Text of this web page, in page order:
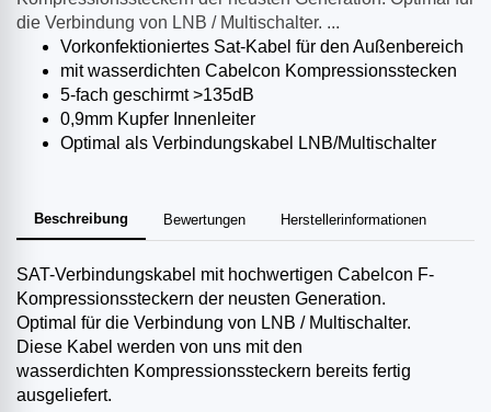
die Verbindung von LNB / Multischalter. ...
Vorkonfektioniertes Sat-Kabel für den Außenbereich
mit wasserdichten Cabelcon Kompressionsstecken
5-fach geschirmt >135dB
0,9mm Kupfer Innenleiter
Optimal als Verbindungskabel LNB/Multischalter
Beschreibung Bewertungen Herstellerinformationen
SAT-Verbindungskabel mit hochwertigen Cabelcon F-
Kompressionssteckern der neusten Generation.
Optimal für die Verbindung von LNB / Multischalter.
Diese Kabel werden von uns mit den
wasserdichten Kompressionssteckern bereits fertig
ausgeliefert.